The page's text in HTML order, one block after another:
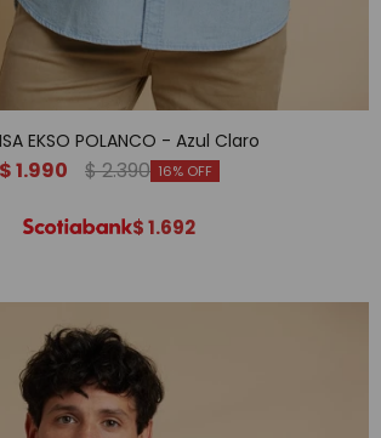
EKSO POLANCO - Azul Claro
$1.990 $2.390 16
$1.692